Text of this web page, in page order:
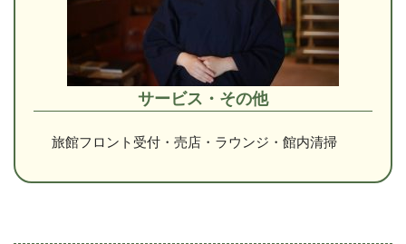
サービス・その他
旅館フロント受付・売店・ラウンジ・館内清掃